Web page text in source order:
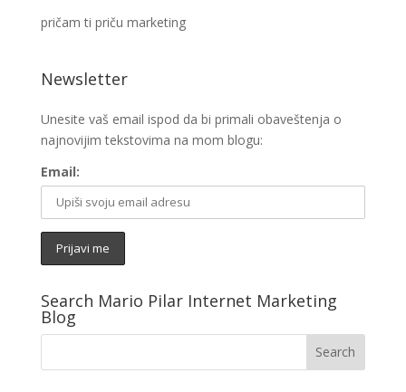
pričam ti priču marketing
Newsletter
Unesite vaš email ispod da bi primali obaveštenja o
najnovijim tekstovima na mom blogu:
Email:
Search Mario Pilar Internet Marketing
Blog